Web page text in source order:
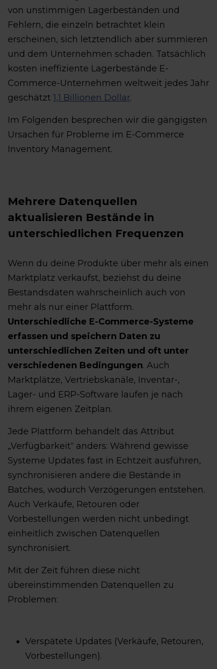
von unstimmigen Lagerbeständen und
Fehlern, die einzeln betrachtet klein
erscheinen, sich letztendlich aber summieren
und dem Unternehmen schaden. Tatsächlich
kosten ineffiziente Lagerbestände E-
Commerce-Unternehmen weltweit jedes Jahr
geschätzt 1,1 Billionen Dollar.
Im Folgenden besprechen wir die gängigsten
Ursachen für Probleme im E-Commerce
Inventory Management.
Mehrere Datenquellen
aktualisieren Bestände in
unterschiedlichen Frequenzen
Wenn du deine Produkte über mehr als einen
Marktplatz verkaufst, beziehst du deine
Bestandsdaten wahrscheinlich auch von
mehr als nur einer Plattform.
Unterschiedliche E-Commerce-Systeme
erfassen und speichern Daten zu
unterschiedlichen Zeiten und oft unter
verschiedenen Bedingungen. Auch
Marktplätze, Vertriebskanäle, Inventar-,
Lager- und ERP-Software laufen je nach
ihrem eigenen Zeitplan.
Jede Plattform behandelt das Attribut
„Verfügbarkeit“ anders: Während gewisse
Systeme Updates fast in Echtzeit ausführen,
synchronisieren andere die Bestände in
Batches, wodurch Verzögerungen entstehen.
Auch Verkäufe, Retouren oder
Vorbestellungen werden nicht unbedingt
einheitlich zwischen Datenquellen
synchronisiert.
Mit der Zeit führen diese nicht
übereinstimmenden Datenquellen zu
Problemen:
Verspätete Updates (Verkäufe, Retouren,
Vorbestellungen).